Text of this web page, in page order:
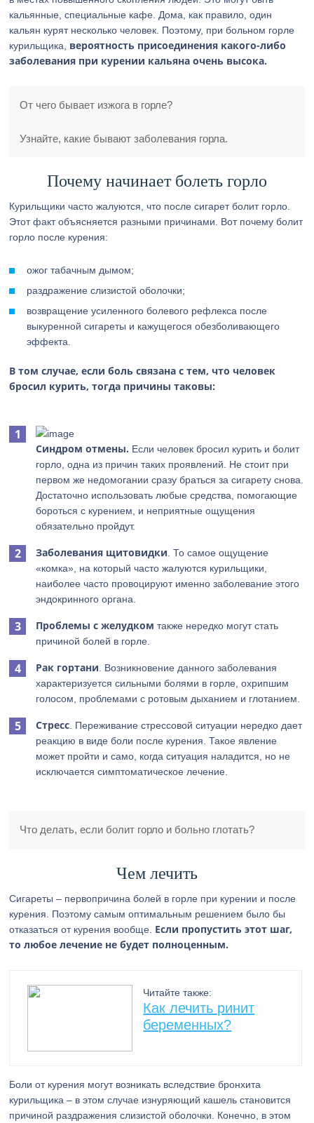
кальянные, специальные кафе. Дома, как правило, один
кальян курят несколько человек. Поэтому, при больном горле
курильщика, вероятность присоединения какого-либо
заболевания при курении кальяна очень высока.
От чего бывает изжога в горле?
Узнайте, какие бывают заболевания горла.
Почему начинает болеть горло
Курильщики часто жалуются, что после сигарет болит горло.
Этот факт объясняется разными причинами. Вот почему болит
горло после курения:
ожог табачным дымом;
раздражение слизистой оболочки;
возвращение усиленного болевого рефлекса после
выкуренной сигареты и кажущегося обезболивающего
эффекта.
В том случае, если боль связана с тем, что человек
бросил курить, тогда причины таковы:
Синдром отмены. Если человек бросил курить и болит
горло, одна из причин таких проявлений. Не стоит при
первом же недомогании сразу браться за сигарету снова.
Достаточно использовать любые средства, помогающие
бороться с курением, и неприятные ощущения
обязательно пройдут.
Заболевания щитовидки . То самое ощущение
«комка», на который часто жалуются курильщики,
наиболее часто провоцируют именно заболевание этого
эндокринного органа.
Проблемы с желудком также нередко могут стать
причиной болей в горле.
Рак гортани . Возникновение данного заболевания
характеризуется сильными болями в горле, охрипшим
голосом, проблемами с ротовым дыханием и глотанием.
Стресс . Переживание стрессовой ситуации нередко дает
реакцию в виде боли после курения. Такое явление
может пройти и само, когда ситуация наладится, но не
исключается симптоматическое лечение.
Что делать, если болит горло и больно глотать?
Чем лечить
Сигареты – первопричина болей в горле при курении и после
курения. Поэтому самым оптимальным решением было бы
отказаться от курения вообще. Если пропустить этот шаг,
то любое лечение не будет полноценным.
Читайте также:
Как лечить ринит
беременных?
Боли от курения могут возникать вследствие бронхита
курильщика – в этом случае изнуряющий кашель становится
причиной раздражения слизистой оболочки. Конечно, в этом